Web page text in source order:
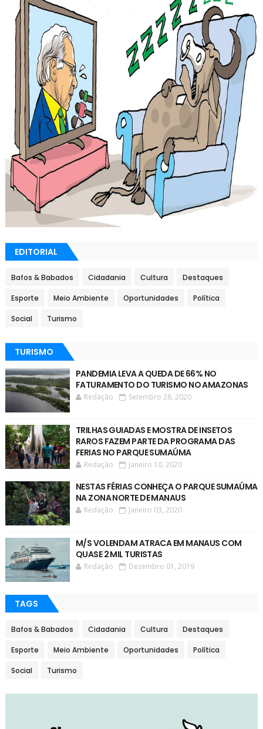
EDITORIAL
Bafos & Babados Cidadania Cultura Destaques
Esporte Meio Ambiente Oportunidades Política
Social Turismo
TURISMO
PANDEMIA LEVA A QUEDA DE 66% NO
FATURAMENTO DO TURISMO NO AMAZONAS
Redação Setembro 28, 2020
TRILHAS GUIADAS E MOSTRA DE INSETOS
RAROS FAZEM PARTE DA PROGRAMA DAS
FERIAS NO PARQUE SUMAÚMA
Redação Janeiro 10, 2020
NESTAS FÉRIAS CONHEÇA O PARQUE SUMAÚMA
NA ZONA NORTE DE MANAUS
Redação Janeiro 03, 2020
M/S VOLENDAM ATRACA EM MANAUS COM
QUASE 2 MIL TURISTAS
Redação Dezembro 01, 2019
TAGS
Bafos & Babados Cidadania Cultura Destaques
Esporte Meio Ambiente Oportunidades Política
Social Turismo